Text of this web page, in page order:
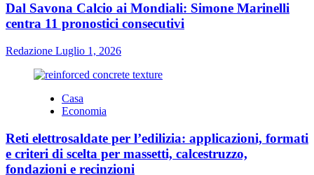
Dal Savona Calcio ai Mondiali: Simone Marinelli
centra 11 pronostici consecutivi
Redazione Luglio 1, 2026
Casa
Economia
Reti elettrosaldate per l’edilizia: applicazioni, formati
e criteri di scelta per massetti, calcestruzzo,
fondazioni e recinzioni